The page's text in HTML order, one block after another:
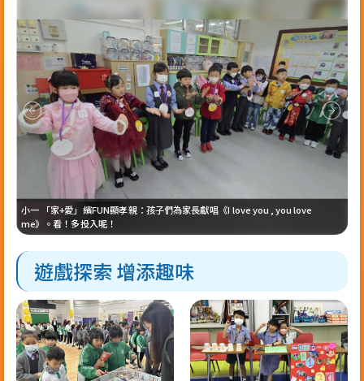
小一 「家+愛」繽FUN顯孝親：孩子們為家長獻唱《I love you , you love
me》。看！多投入呢！
遊戲探索 增添趣味